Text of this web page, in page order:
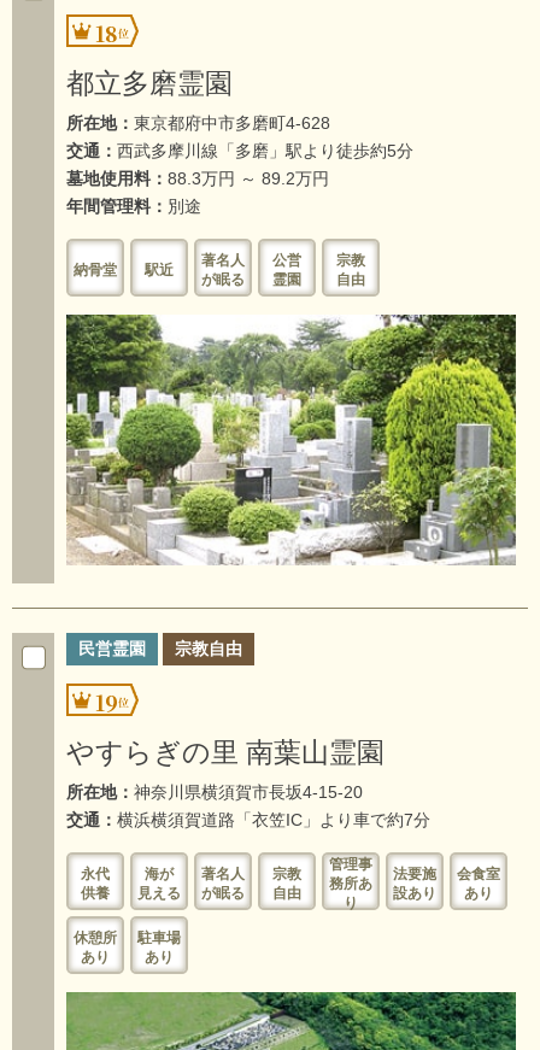
18
都立多磨霊園
所在地： 東京都府中市多磨町4-628
交通： 西武多摩川線「多磨」駅より徒歩約5分
墓地使用料： 88.3万円 ～ 89.2万円
年間管理料： 別途
納骨堂 駅近
著名人
が眠る
公営
霊園
宗教
自由
民営霊園 宗教自由
19
やすらぎの里 南葉山霊園
所在地： 神奈川県横須賀市長坂4-15-20
交通： 横浜横須賀道路「衣笠IC」より車で約7分
永代
供養
海が
見える
著名人
が眠る
宗教
自由
管理事
務所あ
り
法要施
設あり
会食室
あり
休憩所
あり
駐車場
あり